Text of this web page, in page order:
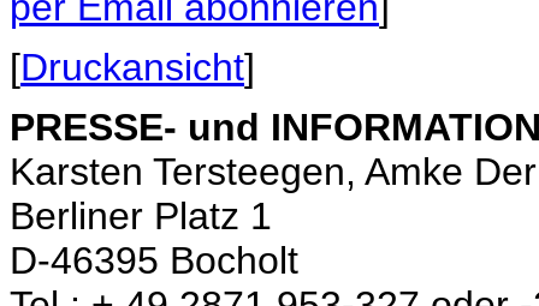
[Druckansicht]
PRESSE- und
Karsten Tersteegen, Amke
Berliner Platz 1
D-46395 Bocholt